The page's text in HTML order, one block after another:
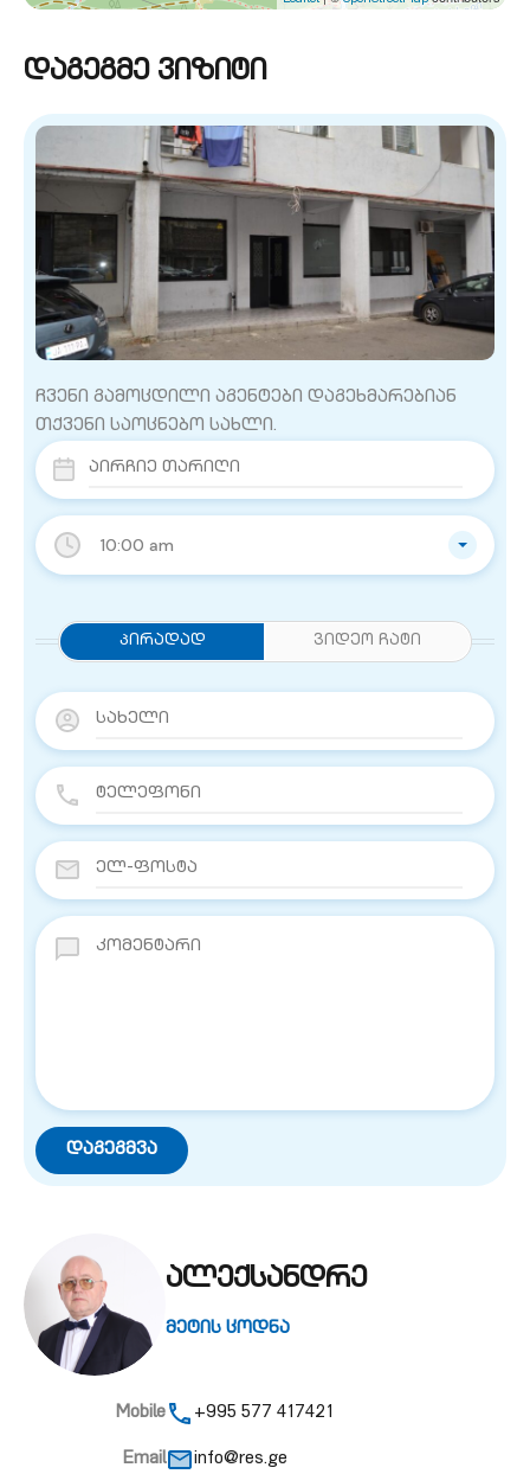
დაგეგმე ვიზიტი
10:00 am
Პირადად ვიდეო ჩატი
ჩვენი გამოცდილი აგენტები დაგეხმარებიან
თქვენი საოცნებო სახლი.
ალექსანდრე
მეტის ცოდნა
Mobile +995 577 417421
Email info@res.ge